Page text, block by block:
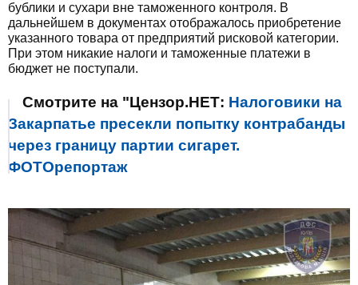
бублики и сухари вне таможенного контроля. В
дальнейшем в документах отображалось приобретение
указанного товара от предприятий рисковой категории.
При этом никакие налоги и таможенные платежи в
бюджет не поступали.
Смотрите на "Цензор.НЕТ: Налоговики на
Закарпатье пресекли попытку контрабанды
через границу партии сигарет.
ФОТОрепортаж